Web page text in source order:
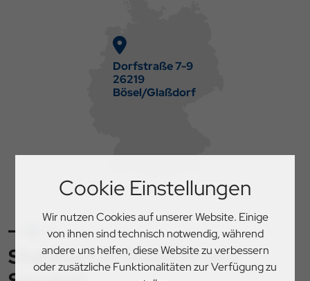
Cookie Einstellungen
Wir nutzen Cookies auf unserer Website. Einige
von ihnen sind technisch notwendig, während
andere uns helfen, diese Website zu verbessern
oder zusätzliche Funktionalitäten zur Verfügung zu
Dorfstraße 7-9
26219
Bösel/Glaßdorf
Stahlhart in Qualität und